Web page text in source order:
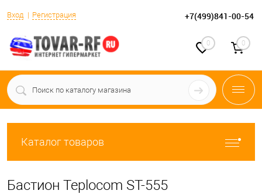
Вход Регистрация +7(499)841-00-54
0 0
Каталог товаров
Бастион Teplocom ST-555